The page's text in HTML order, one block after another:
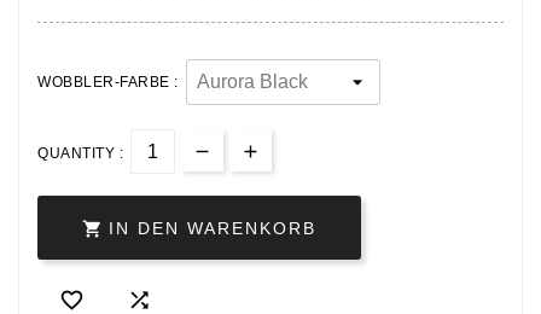
WOBBLER-FARBE :
QUANTITY :
 IN DEN WARENKORB
 